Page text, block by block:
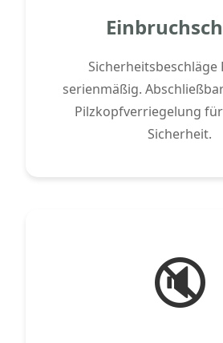
Sicherheitsbeschläge
serienmäßig.
Pilzkopfverriegelung
Sicherheit.
🔇